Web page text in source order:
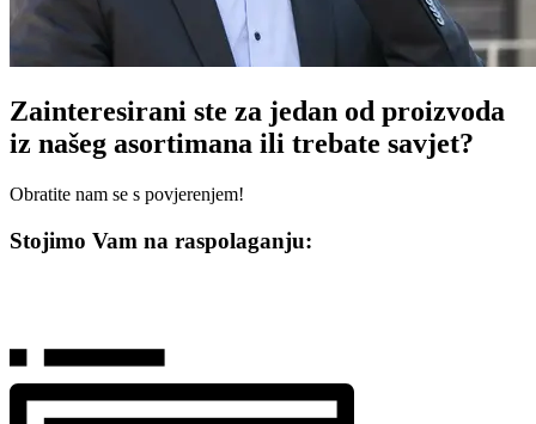
Zainteresirani ste za jedan od proizvoda
iz našeg asortimana ili trebate savjet?
Obratite nam se s povjerenjem!
Stojimo Vam na raspolaganju: